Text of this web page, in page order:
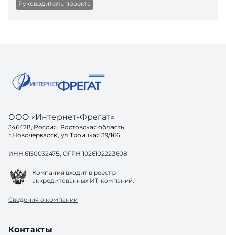
Руководитель проекта
ООО «Интернет-Фрегат»
346428, Россия, Ростовская область,
г.Новочеркасск, ул.Троицкая 39/166
ИНН 6150032475, ОГРН 1026102223608
Компания входит в реестр
аккредитованных ИТ-компаний.
Сведения о компании
Контакты